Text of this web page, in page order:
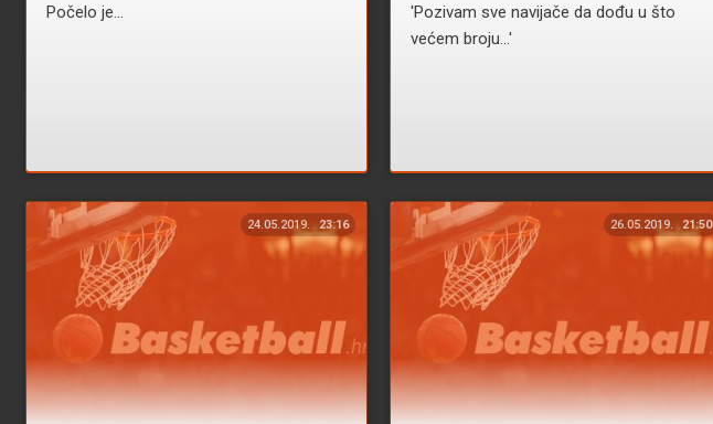
Počelo je...
'Pozivam sve navijače da dođu u što
većem broju...'
24.05.2019. 23:16 26.05.2019. 21:50